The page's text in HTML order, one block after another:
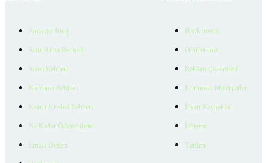
Emlakjet Blog
Satın Alma Rehberi
Satıcı Rehberi
Kiralama Rehberi
Konut Kredisi Rehberi
Ne Kadar Ödeyebilirim
Emlak Değeri
Hakkımızda
Ödüllerimiz
Reklam Çözümleri
Kurumsal Materyaller
İnsan Kaynakları
İletişim
Yardım